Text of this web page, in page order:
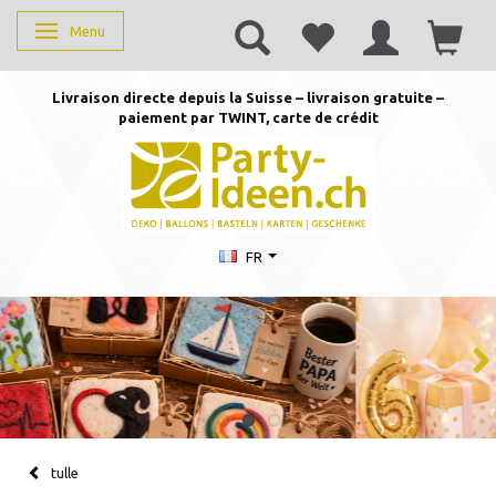
Basculer la navigation
Menu
Livraison directe depuis la Suisse – livraison gratuite –
paiement par TWINT, carte de crédit
FR
tulle